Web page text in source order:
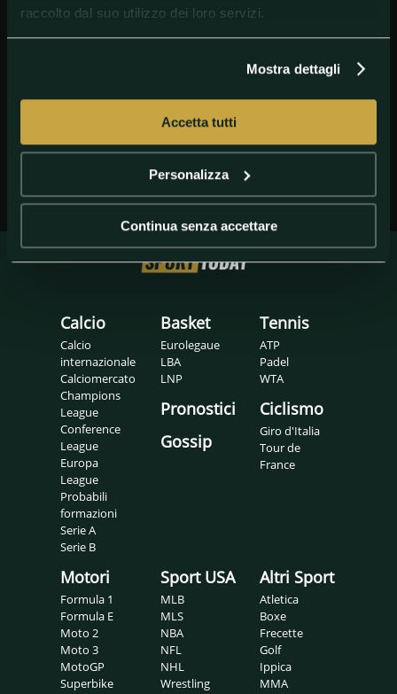
raccolto dal suo utilizzo dei loro servizi.
Mostra dettagli
Accetta tutti
Personalizza
Continua senza accettare
Calcio
Calcio
internazionale
Calciomercato
Champions
League
Conference
League
Europa
League
Probabili
formazioni
Serie A
Serie B
Basket
Eurolegaue
LBA
LNP
Pronostici
Gossip
Tennis
ATP
Padel
WTA
Ciclismo
Giro d'Italia
Tour de
France
Motori
Formula 1
Formula E
Moto 2
Moto 3
MotoGP
Superbike
Sport USA
MLB
MLS
NBA
NFL
NHL
Wrestling
Altri Sport
Atletica
Boxe
Frecette
Golf
Ippica
MMA